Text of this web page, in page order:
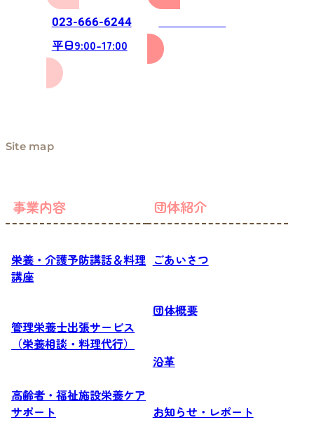
023-666-6244
平日9:00-17:00
Site map
事業内容
栄養・介護予防講話＆料理
講座
管理栄養士出張サービス
（栄養相談・料理代行）
高齢者・福祉施設栄養ケア
サポート
団体紹介
ごあいさつ
団体概要
沿革
お知らせ・レポート